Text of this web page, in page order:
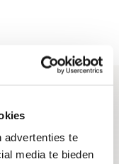
advertenties te
media te bieden
en